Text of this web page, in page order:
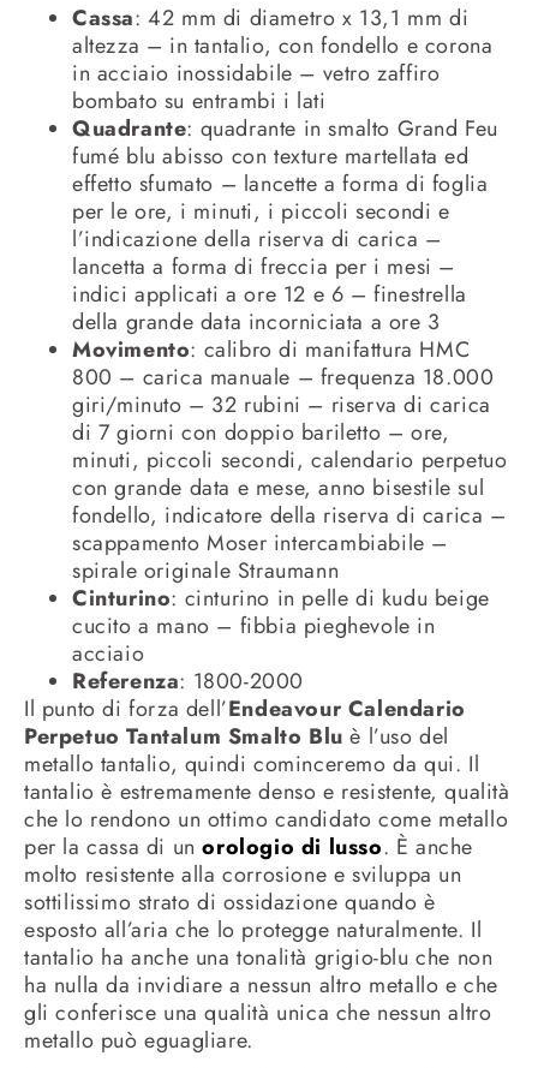
Cassa: 42 mm di diametro x 13,1 mm di
altezza – in tantalio, con fondello e corona
in acciaio inossidabile – vetro zaffiro
bombato su entrambi i lati
Quadrante: quadrante in smalto Grand Feu
fumé blu abisso con texture martellata ed
effetto sfumato – lancette a forma di foglia
per le ore, i minuti, i piccoli secondi e
l’indicazione della riserva di carica –
lancetta a forma di freccia per i mesi –
indici applicati a ore 12 e 6 – finestrella
della grande data incorniciata a ore 3
Movimento: calibro di manifattura HMC
800 – carica manuale – frequenza 18.000
giri/minuto – 32 rubini – riserva di carica
di 7 giorni con doppio bariletto – ore,
minuti, piccoli secondi, calendario perpetuo
con grande data e mese, anno bisestile sul
fondello, indicatore della riserva di carica –
scappamento Moser intercambiabile –
spirale originale Straumann
Cinturino: cinturino in pelle di kudu beige
cucito a mano – fibbia pieghevole in
acciaio
Referenza: 1800-2000
Il punto di forza dell’Endeavour Calendario
Perpetuo Tantalum Smalto Blu è l’uso del
metallo tantalio, quindi cominceremo da qui. Il
tantalio è estremamente denso e resistente, qualità
che lo rendono un ottimo candidato come metallo
per la cassa di unorologio di lusso. È anche
molto resistente alla corrosione e sviluppa un
sottilissimo strato di ossidazione quando è
esposto all’aria che lo protegge naturalmente. Il
tantalio ha anche una tonalità grigio-blu che non
ha nulla da invidiare a nessun altro metallo e che
gli conferisce una qualità unica che nessun altro
metallo può eguagliare.